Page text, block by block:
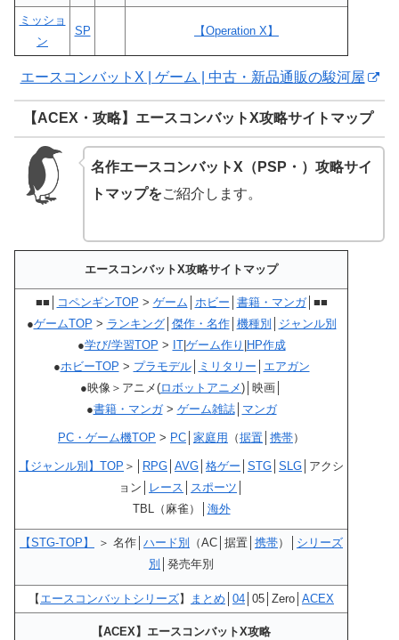
ミッショ
ン
SP 【Operation X】
エースコンバットX | ゲーム | 中古・新品通販の駿河屋
【ACEX・攻略】エースコンバットX攻略サイトマップ
名作エースコンバットX（PSP・）攻略サイ
トマップをご紹介します。
エースコンバットX攻略サイトマップ
■■│ コペンギンTOP > ゲーム ホビー 書籍・マンガ│■■
●ゲームTOP > ランキング│ 傑作・名作│ 機種別
ジャンル別
●学び/学習TOP > IT| ゲーム作り HP作成
●ホビーTOP > プラモデル│ ミリタリー
エアガン
●映像＞アニメ(ロボットアニメ)│映画│
●書籍・マンガ> ゲーム雑誌│ マンガ
PC・ゲーム機TOP > PC 家庭用 （据置 携帯）
【ジャンル別】TOP ＞│ RPG AVG 格ゲー STG SLG │アクシ
ョン│
レース スポーツ
TBL（麻雀）│ 海外
【STG-TOP】 ＞ 名作│ ハード別 （AC│据置│ 携帯）│ シリーズ
別
│発売年別
【 エースコンバットシリーズ】 まとめ 04 │05│Zero│ ACEX
【ACEX】エースコンバットX攻略